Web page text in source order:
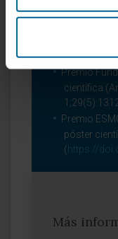
IDISNA,
Premio
científica
Premio
póster
( https://
Más